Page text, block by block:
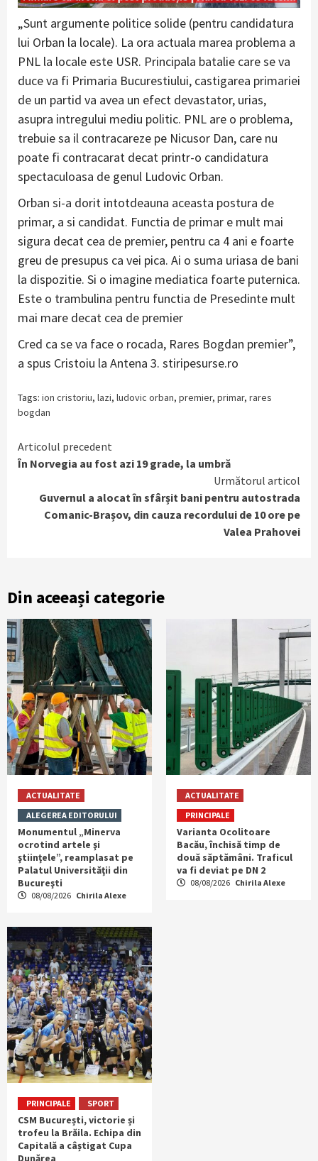
„Sunt argumente politice solide (pentru candidatura
lui Orban la locale). La ora actuala marea problema a
PNL la locale este USR. Principala batalie care se va
duce va fi Primaria Bucurestiului, castigarea primariei
de un partid va avea un efect devastator, urias,
asupra intregului mediu politic. PNL are o problema,
trebuie sa il contracareze pe Nicusor Dan, care nu
poate fi contracarat decat printr-o candidatura
spectaculoasa de genul Ludovic Orban.
Orban si-a dorit intotdeauna aceasta postura de
primar, a si candidat. Functia de primar e mult mai
sigura decat cea de premier, pentru ca 4 ani e foarte
greu de presupus ca vei pica. Ai o suma uriasa de bani
la dispozitie. Si o imagine mediatica foarte puternica.
Este o trambulina pentru functia de Presedinte mult
mai mare decat cea de premier
Cred ca se va face o rocada, Rares Bogdan premier”,
a spus Cristoiu la Antena 3. stiripesurse.ro
Tags: ion cristoriu, lazi, ludovic orban, premier, primar, rares
bogdan
Continue
Reading
Articolul precedent
În Norvegia au fost azi 19 grade, la umbră
Următorul articol
Guvernul a alocat în sfârșit bani pentru autostrada
Comanic-Brașov, din cauza recordului de 10 ore pe
Valea Prahovei
Din aceeași categorie
ACTUALITATE
ALEGEREA EDITORULUI
Monumentul „Minerva
ocrotind artele şi
ştiinţele”, reamplasat pe
Palatul Universităţii din
Bucureşti
08/08/2026 Chirila Alexe
ACTUALITATE
PRINCIPALE
Varianta Ocolitoare
Bacău, închisă timp de
două săptămâni. Traficul
va fi deviat pe DN 2
08/08/2026 Chirila Alexe
PRINCIPALE SPORT
CSM București, victorie și
trofeu la Brăila. Echipa din
Capitală a câștigat Cupa
Dunărea